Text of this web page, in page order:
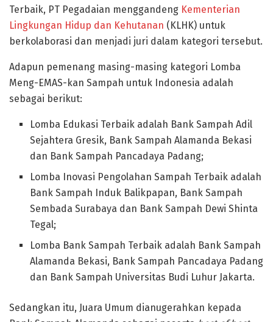
Terbaik, PT Pegadaian menggandeng Kementerian
Lingkungan Hidup dan Kehutanan (KLHK) untuk
berkolaborasi dan menjadi juri dalam kategori tersebut.
Adapun pemenang masing-masing kategori Lomba
Meng-EMAS-kan Sampah untuk Indonesia adalah
sebagai berikut:
Lomba Edukasi Terbaik adalah Bank Sampah Adil
Sejahtera Gresik, Bank Sampah Alamanda Bekasi
dan Bank Sampah Pancadaya Padang;
Lomba Inovasi Pengolahan Sampah Terbaik adalah
Bank Sampah Induk Balikpapan, Bank Sampah
Sembada Surabaya dan Bank Sampah Dewi Shinta
Tegal;
Lomba Bank Sampah Terbaik adalah Bank Sampah
Alamanda Bekasi, Bank Sampah Pancadaya Padang
dan Bank Sampah Universitas Budi Luhur Jakarta.
Sedangkan itu, Juara Umum dianugerahkan kepada